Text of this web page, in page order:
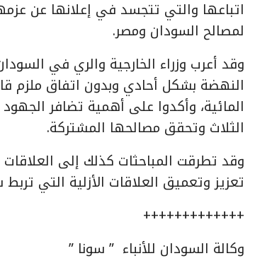
اتباعها والتي تتجسد في إعلانها عن
لمصالح السودان ومصر.
وقد أعرب وزراء الخارجية والري في
النهضة بشكل أحادي وبدون اتفاق ملزم
المائية، وأكدوا على أهمية تضافر
الثلاث وتحقق مصالحها المشتركة.
وقد تطرقت المباحثات كذلك إلى
تعزيز وتعميق العلاقات الأزلية التي
+++++++++++++
وكالة السودان للأنباء ” سونا ”